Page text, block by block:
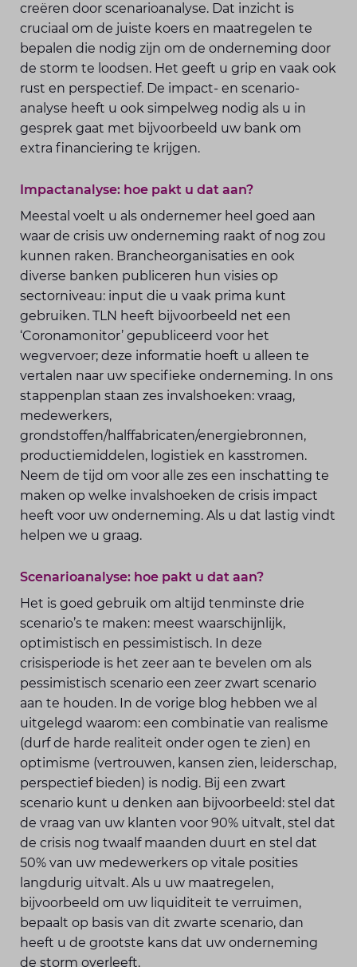
creëren door scenarioanalyse. Dat inzicht is
cruciaal om de juiste koers en maatregelen te
bepalen die nodig zijn om de onderneming door
de storm te loodsen. Het geeft u grip en vaak ook
rust en perspectief. De impact- en scenario-
analyse heeft u ook simpelweg nodig als u in
gesprek gaat met bijvoorbeeld uw bank om
extra financiering te krijgen.
Impactanalyse: hoe pakt u dat aan?
Meestal voelt u als ondernemer heel goed aan
waar de crisis uw onderneming raakt of nog zou
kunnen raken. Brancheorganisaties en ook
diverse banken publiceren hun visies op
sectorniveau: input die u vaak prima kunt
gebruiken. TLN heeft bijvoorbeeld net een
‘Coronamonitor’ gepubliceerd voor het
wegvervoer; deze informatie hoeft u alleen te
vertalen naar uw specifieke onderneming. In ons
stappenplan staan zes invalshoeken: vraag,
medewerkers,
grondstoffen/halffabricaten/energiebronnen,
productiemiddelen, logistiek en kasstromen.
Neem de tijd om voor alle zes een inschatting te
maken op welke invalshoeken de crisis impact
heeft voor uw onderneming. Als u dat lastig vindt
helpen we u graag.
Scenarioanalyse: hoe pakt u dat aan?
Het is goed gebruik om altijd tenminste drie
scenario’s te maken: meest waarschijnlijk,
optimistisch en pessimistisch. In deze
crisisperiode is het zeer aan te bevelen om als
pessimistisch scenario een zeer zwart scenario
aan te houden. In de vorige blog hebben we al
uitgelegd waarom: een combinatie van realisme
(durf de harde realiteit onder ogen te zien) en
optimisme (vertrouwen, kansen zien, leiderschap,
perspectief bieden) is nodig. Bij een zwart
scenario kunt u denken aan bijvoorbeeld: stel dat
de vraag van uw klanten voor 90% uitvalt, stel dat
de crisis nog twaalf maanden duurt en stel dat
50% van uw medewerkers op vitale posities
langdurig uitvalt. Als u uw maatregelen,
bijvoorbeeld om uw liquiditeit te verruimen,
bepaalt op basis van dit zwarte scenario, dan
heeft u de grootste kans dat uw onderneming
de storm overleeft.